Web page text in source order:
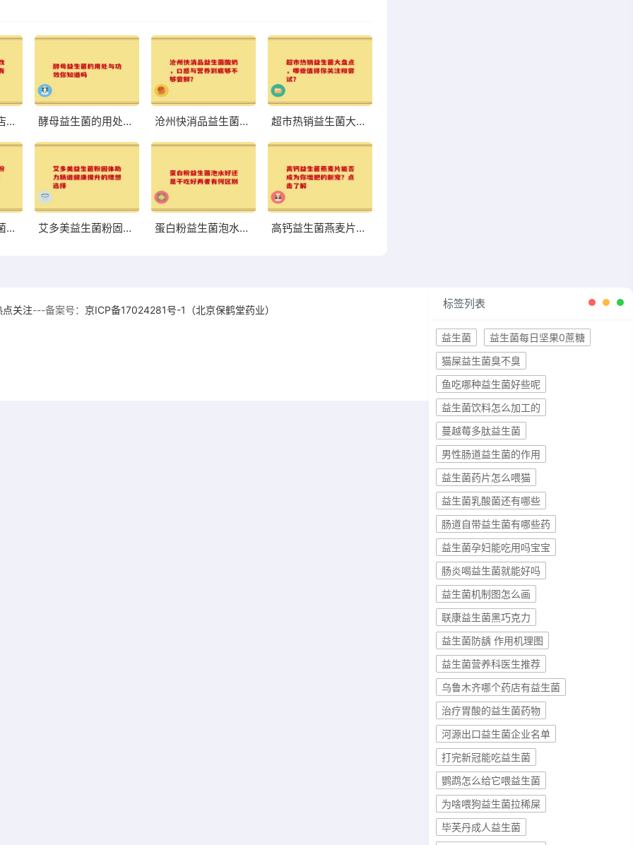
八联益生菌旗舰店：改善肠道，体验前所未有的轻盈与舒适 酵母益生菌的用处与功效你知道吗 沧州快消品益生菌酸奶，口感与营养到底够不够尝鲜？ 超市热销益生菌大盘点，哪些值得你关注和尝试？
荷兰中老年益生菌奶粉高硒 助力中老年健康的优质选择 艾多美益生菌粉固体助力肠道健康提升的理想选择 蛋白粉益生菌泡水好还是干吃好两者有何区别 高钙益生菌燕麦片能否成为你增肥的新宠？点击了解
标签列表
益生菌
益生菌每日坚果0蔗糖
猫屎益生菌臭不臭
鱼吃哪种益生菌好些呢
益生菌饮料怎么加工的
蔓越莓多肽益生菌
男性肠道益生菌的作用
益生菌药片怎么喂猫
益生菌乳酸菌还有哪些
肠道自带益生菌有哪些药
益生菌孕妇能吃用吗宝宝
肠炎喝益生菌就能好吗
益生菌机制图怎么画
联康益生菌黑巧克力
益生菌防龋 作用机理图
益生菌营养科医生推荐
乌鲁木齐哪个药店有益生菌
治疗胃酸的益生菌药物
河源出口益生菌企业名单
打完新冠能吃益生菌
鹦鹉怎么给它喂益生菌
为啥喂狗益生菌拉稀屎
毕芙丹成人益生菌
点关注---备案号： 京ICP备17024281号-1（北京保鹤堂药业）